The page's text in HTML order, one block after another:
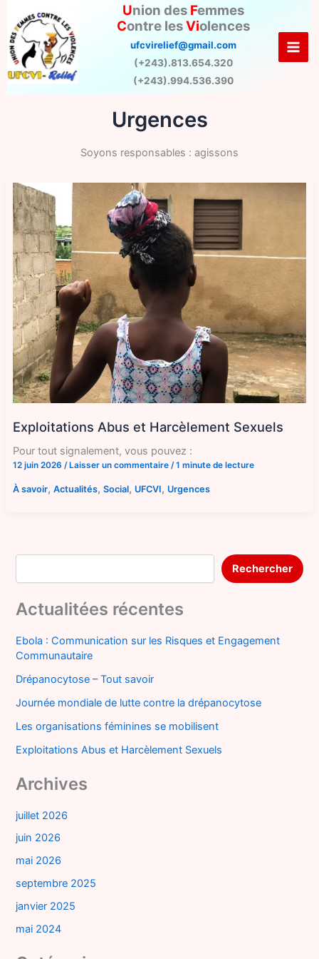
contenu
Union des Femmes
Contre lesViolences
ufcvirelief@gmail.com
(+243).813.654.320
(+243).994.536.390
Urgences
Soyons responsables : agissons
Exploitations Abus et Harcèlement Sexuels
Pour tout signalement, vous pouvez :
12 juin 2026 /Laisser un commentaire/1 minute de lecture
À savoir, Actualités, Social, UFCVI, Urgences
Rechercher
Rechercher
Actualitées récentes
Ebola : Communication sur les Risques et Engagement
Communautaire
Drépanocytose – Tout savoir
Journée mondiale de lutte contre la drépanocytose
Les organisations féminines se mobilisent
Exploitations Abus et Harcèlement Sexuels
Archives
juillet 2026
juin 2026
mai 2026
septembre 2025
janvier 2025
mai 2024